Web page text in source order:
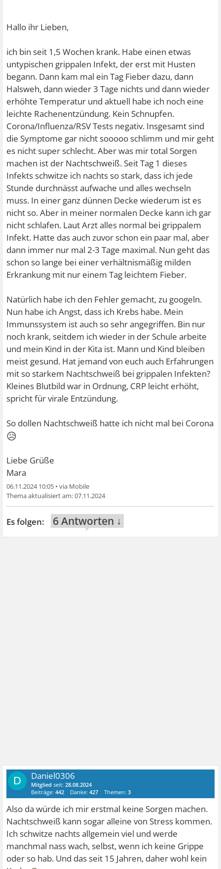
Hallo ihr Lieben,
ich bin seit 1,5 Wochen krank. Habe einen etwas
untypischen grippalen Infekt, der erst mit Husten
begann. Dann kam mal ein Tag Fieber dazu, dann
Halsweh, dann wieder 3 Tage nichts und dann wieder
erhöhte Temperatur und aktuell habe ich noch eine
leichte Rachenentzündung. Kein Schnupfen.
Corona/Influenza/RSV Tests negativ. Insgesamt sind
die Symptome gar nicht sooooo schlimm und mir geht
es nicht super schlecht. Aber was mir total Sorgen
machen ist der Nachtschweiß. Seit Tag 1 dieses
Infekts schwitze ich nachts so stark, dass ich jede
Stunde durchnässt aufwache und alles wechseln
muss. In einer ganz dünnen Decke wiederum ist es
nicht so. Aber in meiner normalen Decke kann ich gar
nicht schlafen. Laut Arzt alles normal bei grippalem
Infekt. Hatte das auch zuvor schon ein paar mal, aber
dann immer nur mal 2-3 Tage maximal. Nun geht das
schon so lange bei einer verhältnismäßig milden
Erkrankung mit nur einem Tag leichtem Fieber.
Natürlich habe ich den Fehler gemacht, zu googeln.
Nun habe ich Angst, dass ich Krebs habe. Mein
Immunssystem ist auch so sehr angegriffen. Bin nur
noch krank, seitdem ich wieder in der Schule arbeite
und mein Kind in der Kita ist. Mann und Kind bleiben
meist gesund. Hat jemand von euch auch Erfahrungen
mit so starkem Nachtschweiß bei grippalen Infekten?
Kleines Blutbild war in Ordnung, CRP leicht erhöht,
spricht für virale Entzündung.
So dollen Nachtschweiß hatte ich nicht mal bei Corona
😥
Liebe Grüße
Mara
06.11.2024 10:05 •
07.11.2024
6 Antworten ↓
D Daniel0306
Mitglied seit:28.08.2024
Beiträge:442 Danke:427 Themen:3
Also da würde ich mir erstmal keine Sorgen machen.
Nachtschweiß kann sogar alleine von Stress kommen.
Ich schwitze nachts allgemein viel und werde
manchmal nass wach, selbst, wenn ich keine Grippe
oder so hab. Und das seit 15 Jahren, daher wohl kein